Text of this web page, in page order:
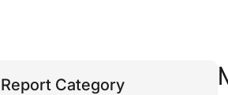
Report Category